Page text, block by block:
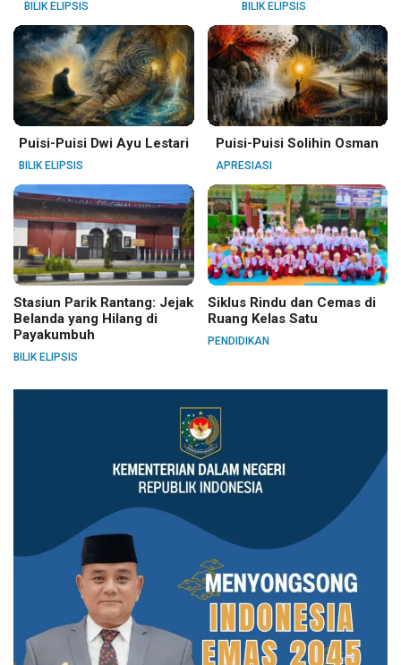
BILIK ELIPSIS BILIK ELIPSIS
Puisi-Puisi Dwi Ayu Lestari
BILIK ELIPSIS
Puisi-Puisi Solihin Osman
APRESIASI
Stasiun Parik Rantang: Jejak
Belanda yang Hilang di
Payakumbuh
BILIK ELIPSIS
Siklus Rindu dan Cemas di
Ruang Kelas Satu
PENDIDIKAN